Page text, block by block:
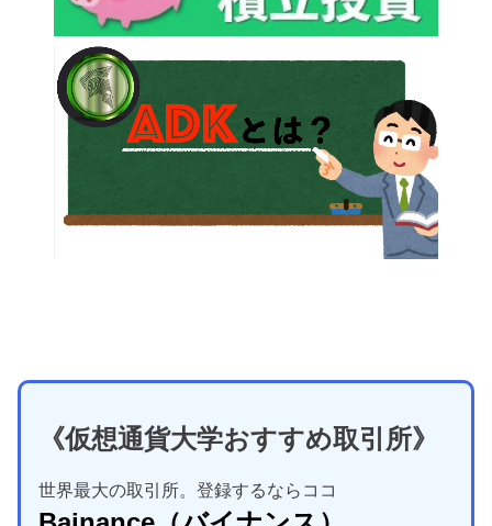
《仮想通貨大学おすすめ取引所》
世界最大の取引所。登録するならココ